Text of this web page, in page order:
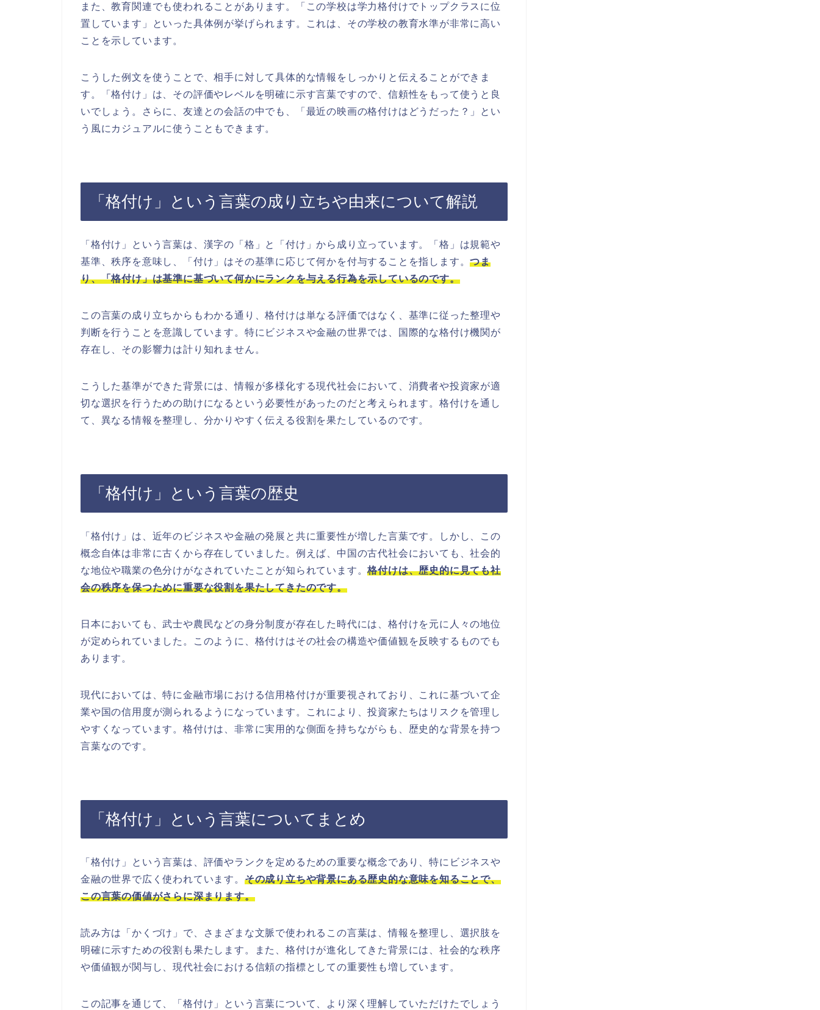
また、教育関連でも使われることがあります。「この学校は学力格付けでトップクラスに位
置しています」といった具体例が挙げられます。これは、その学校の教育水準が非常に高い
ことを示しています。
こうした例文を使うことで、相手に対して具体的な情報をしっかりと伝えることができま
す。「格付け」は、その評価やレベルを明確に示す言葉ですので、信頼性をもって使うと良
いでしょう。さらに、友達との会話の中でも、「最近の映画の格付けはどうだった？」とい
う風にカジュアルに使うこともできます。
「格付け」という言葉の成り立ちや由来について解説
「格付け」という言葉は、漢字の「格」と「付け」から成り立っています。「格」は規範や
基準、秩序を意味し、「付け」はその基準に応じて何かを付与することを指します。つま
り、「格付け」は基準に基づいて何かにランクを与える行為を示しているのです。
この言葉の成り立ちからもわかる通り、格付けは単なる評価ではなく、基準に従った整理や
判断を行うことを意識しています。特にビジネスや金融の世界では、国際的な格付け機関が
存在し、その影響力は計り知れません。
こうした基準ができた背景には、情報が多様化する現代社会において、消費者や投資家が適
切な選択を行うための助けになるという必要性があったのだと考えられます。格付けを通し
て、異なる情報を整理し、分かりやすく伝える役割を果たしているのです。
「格付け」という言葉の歴史
「格付け」は、近年のビジネスや金融の発展と共に重要性が増した言葉です。しかし、この
概念自体は非常に古くから存在していました。例えば、中国の古代社会においても、社会的
な地位や職業の色分けがなされていたことが知られています。格付けは、歴史的に見ても社
会の秩序を保つために重要な役割を果たしてきたのです。
日本においても、武士や農民などの身分制度が存在した時代には、格付けを元に人々の地位
が定められていました。このように、格付けはその社会の構造や価値観を反映するものでも
あります。
現代においては、特に金融市場における信用格付けが重要視されており、これに基づいて企
業や国の信用度が測られるようになっています。これにより、投資家たちはリスクを管理し
やすくなっています。格付けは、非常に実用的な側面を持ちながらも、歴史的な背景を持つ
言葉なのです。
「格付け」という言葉についてまとめ
「格付け」という言葉は、評価やランクを定めるための重要な概念であり、特にビジネスや
金融の世界で広く使われています。 その成り立ちや背景にある歴史的な意味を知ることで、
この言葉の価値がさらに深まります。
読み方は「かくづけ」で、さまざまな文脈で使われるこの言葉は、情報を整理し、選択肢を
明確に示すための役割も果たします。また、格付けが進化してきた背景には、社会的な秩序
や価値観が関与し、現代社会における信頼の指標としての重要性も増しています。
この記事を通じて、「格付け」という言葉について、より深く理解していただけたでしょう